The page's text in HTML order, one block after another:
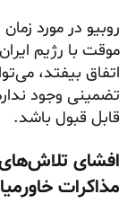
روبیو در مورد
موقت با رژیم
اتفاق بیفتد،
تضمینی وجود
قابل قبول باشد.
افشای تلاش‌های
مذاکرات